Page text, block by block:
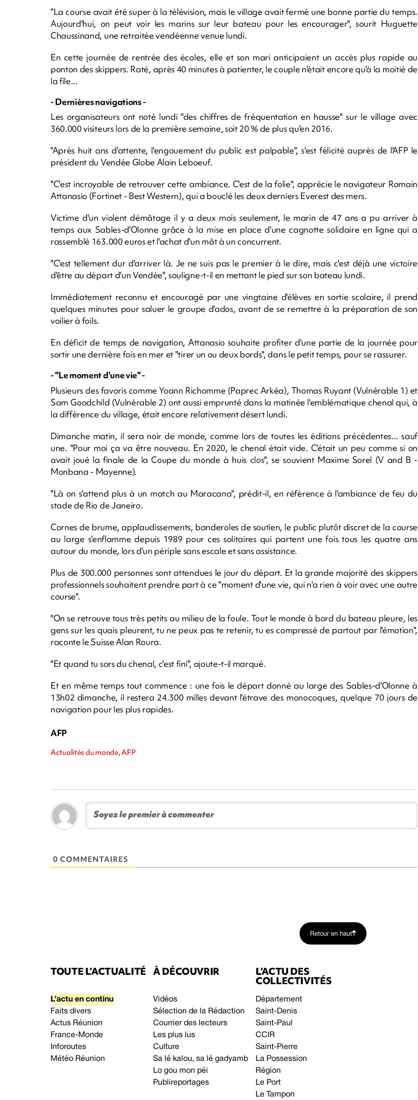
"La course avait été super à la télévision, mais le village avait fermé une bonne partie du temps.
Aujourd'hui, on peut voir les marins sur leur bateau pour les encourager", sourit Huguette
Chaussinand, une retraitée vendéenne venue lundi.
En cette journée de rentrée des écoles, elle et son mari anticipaient un accès plus rapide au
ponton des skippers. Raté, après 40 minutes à patienter, le couple n'était encore qu'à la moitié de
la file...
- Dernières navigations -
Les organisateurs ont noté lundi "des chiffres de fréquentation en hausse" sur le village avec
360.000 visiteurs lors de la première semaine, soit 20 % de plus qu'en 2016.
"Après huit ans d'attente, l'engouement du public est palpable", s'est félicité auprès de l'AFP le
président du Vendée Globe Alain Leboeuf.
"C'est incroyable de retrouver cette ambiance. C'est de la folie", apprécie le navigateur Romain
Attanasio (Fortinet - Best Western), qui a bouclé les deux derniers Everest des mers.
Victime d'un violent démâtage il y a deux mois seulement, le marin de 47 ans a pu arriver à
temps aux Sables-d'Olonne grâce à la mise en place d'une cagnotte solidaire en ligne qui a
rassemblé 163.000 euros et l'achat d'un mât à un concurrent.
"C'est tellement dur d'arriver là. Je ne suis pas le premier à le dire, mais c'est déjà une victoire
d'être au départ d'un Vendée", souligne-t-il en mettant le pied sur son bateau lundi.
Immédiatement reconnu et encouragé par une vingtaine d'élèves en sortie scolaire, il prend
quelques minutes pour saluer le groupe d'ados, avant de se remettre à la préparation de son
voilier à foils.
En déficit de temps de navigation, Attanasio souhaite profiter d'une partie de la journée pour
sortir une dernière fois en mer et "tirer un ou deux bords", dans le petit temps, pour se rassurer.
- "Le moment d'une vie" -
Plusieurs des favoris comme Yoann Richomme (Paprec Arkéa), Thomas Ruyant (Vulnérable 1) et
Sam Goodchild (Vulnérable 2) ont aussi emprunté dans la matinée l'emblématique chenal qui, à
la différence du village, était encore relativement désert lundi.
Dimanche matin, il sera noir de monde, comme lors de toutes les éditions précédentes... sauf
une. "Pour moi ça va être nouveau. En 2020, le chenal était vide. C'était un peu comme si on
avait joué la finale de la Coupe du monde à huis clos", se souvient Maxime Sorel (V and B -
Monbana - Mayenne).
"Là on s'attend plus à un match au Maracana", prédit-il, en référence à l'ambiance de feu du
stade de Rio de Janeiro.
Cornes de brume, applaudissements, banderoles de soutien, le public plutôt discret de la course
au large s'enflamme depuis 1989 pour ces solitaires qui partent une fois tous les quatre ans
autour du monde, lors d'un périple sans escale et sans assistance.
Plus de 300.000 personnes sont attendues le jour du départ. Et la grande majorité des skippers
professionnels souhaitent prendre part à ce "moment d'une vie, qui n'a rien à voir avec une autre
course".
"On se retrouve tous très petits au milieu de la foule. Tout le monde à bord du bateau pleure, les
gens sur les quais pleurent, tu ne peux pas te retenir, tu es compressé de partout par l'émotion",
raconte le Suisse Alan Roura.
"Et quand tu sors du chenal, c'est fini", ajoute-t-il marqué.
Et en même temps tout commence : une fois le départ donné au large des Sables-d'Olonne à
13h02 dimanche, il restera 24.300 milles devant l'étrave des monocoques, quelque 70 jours de
navigation pour les plus rapides.
AFP
Actualités du monde, AFP
0 COMMENTAIRES
Retour en haut
TOUTE L’ACTUALITÉ
L’actu en continu
Faits divers
Actus Réunion
France-Monde
Inforoutes
Météo Réunion
À DÉCOUVRIR
Vidéos
Sélection de la Rédaction
Courrier des lecteurs
Les plus lus
Culture
Sa lé kalou, sa lé gadyamb
Lo gou mon péi
Publireportages
L’ACTU DES
COLLECTIVITÉS
Département
Saint-Denis
Saint-Paul
CCIR
Saint-Pierre
La Possession
Région
Le Port
Le Tampon